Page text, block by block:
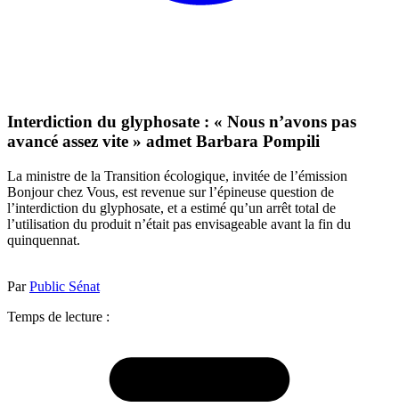
Interdiction du glyphosate : « Nous n’avons pas
avancé assez vite » admet Barbara Pompili
La ministre de la Transition écologique, invitée de l’émission
Bonjour chez Vous, est revenue sur l’épineuse question de
l’interdiction du glyphosate, et a estimé qu’un arrêt total de
l’utilisation du produit n’était pas envisageable avant la fin du
quinquennat.
ParPublic Sénat
Temps de lecture :